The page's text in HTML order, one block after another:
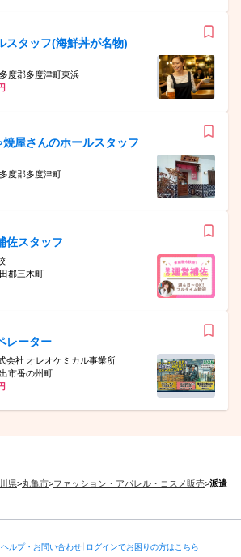
スタッフ(海鮮丼が名物)
度郡多度津町東浜
屋さんのホールスタッフ
度郡多度津町
佐スタッフ
郡三木町
レーター
会社 オレオケミカル事業所
市番の州町
県>丸亀市>ファッション・アパレル・コスメ販売>派遣
ヘルプ・お問い合わせ ログインでお困りの方はこちら